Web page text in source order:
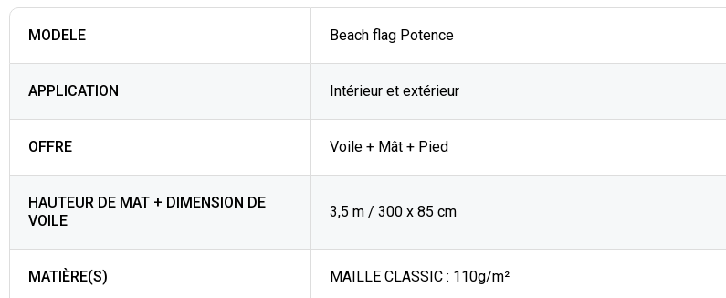
MODELE Beach flag Potence
APPLICATION Intérieur et extérieur
OFFRE Voile + Mât + Pied
HAUTEUR DE MAT + DIMENSION DE
VOILE
3,5 m / 300 x 85 cm
MATIÈRE(S) MAILLE CLASSIC : 110g/m²